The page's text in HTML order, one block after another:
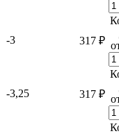
-3 317 ₽
-3,25 317 ₽